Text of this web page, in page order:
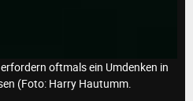
oftmals ein Umdenken in
(Foto: Harry Hautumm.